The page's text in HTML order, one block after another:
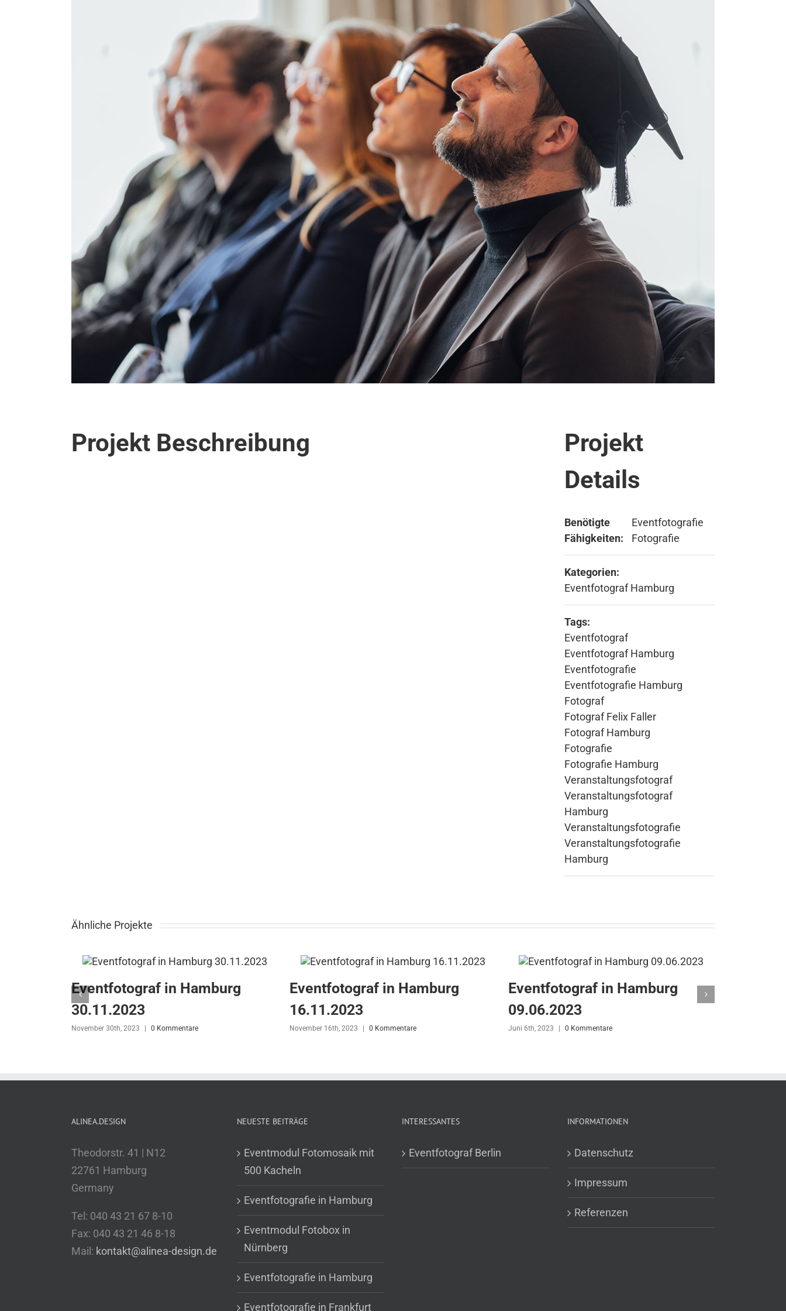
Projekt Beschreibung
Projekt
Details
Benötigte
Fähigkeiten:
Eventfotografie
Fotografie
Kategorien:
Eventfotograf Hamburg
Tags:
Eventfotograf
Eventfotograf Hamburg
Eventfotografie
Eventfotografie Hamburg
Fotograf
Fotograf Felix Faller
Fotograf Hamburg
Fotografie
Fotografie Hamburg
Veranstaltungsfotograf
Veranstaltungsfotograf
Hamburg
Veranstaltungsfotografie
Veranstaltungsfotografie
Hamburg
Ähnliche Projekte
Eventfotograf in Hamburg
30.11.2023
November 30th, 2023 | 0 Kommentare
Eventfotograf in Hamburg
16.11.2023
November 16th, 2023 | 0 Kommentare
Eventfotograf in Hamburg
09.06.2023
Juni 6th, 2023 | 0 Kommentare
ALINEA.DESIGN
Theodorstr. 41 | N12
22761 Hamburg
Germany
Tel: 040 43 21 67 8-10
Fax: 040 43 21 46 8-18
Mail: kontakt@alinea-design.de
NEUESTE BEITRÄGE
Eventmodul Fotomosaik mit
500 Kacheln
Eventfotografie in Hamburg
Eventmodul Fotobox in
Nürnberg
Eventfotografie in Hamburg
Eventfotografie in Frankfurt
INTERESSANTES
Eventfotograf Berlin
INFORMATIONEN
Datenschutz
Impressum
Referenzen